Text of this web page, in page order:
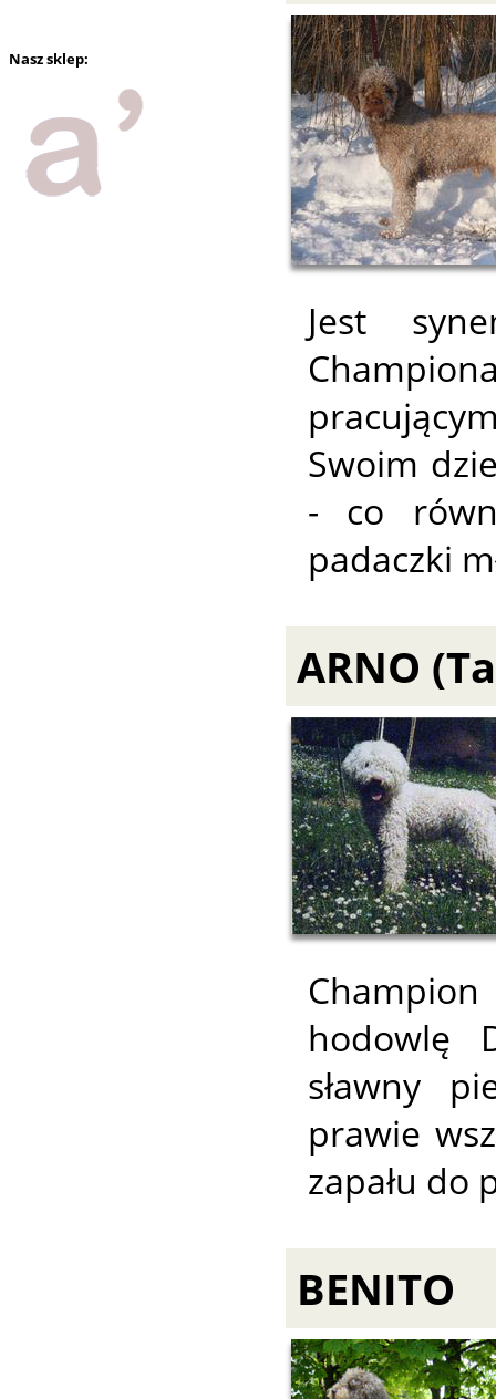
Nasz sklep:
Jest
Swoim
- co
padaczki
ARNO
Champion
hodowlę
sławny
prawie
zapału do
BENITO